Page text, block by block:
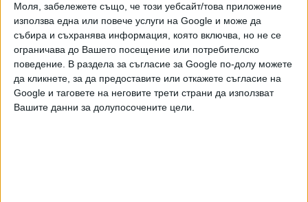
Моля, забележете също, че този уебсайт/това приложение
използва една или повече услуги на Google и може да
събира и съхранява информация, която включва, но не се
ограничава до Вашето посещение или потребителско
поведение. В раздела за съгласие за Google по-долу можете
да кликнете, за да предоставите или откажете съгласие на
Google и таговете на неговите трети страни да използват
Вашите данни за долупосочените цели.
По-рано в храма вече са били намирани монети с образа
на кралица Клеопатра VII. Тя е последната
владетелка от гръцката династия на Птолемеите,
управлявала Египет от 51 до 30 г. пр. н. е. След нейната
смърт Египет попада под римско управление.
Последвайте ни и в